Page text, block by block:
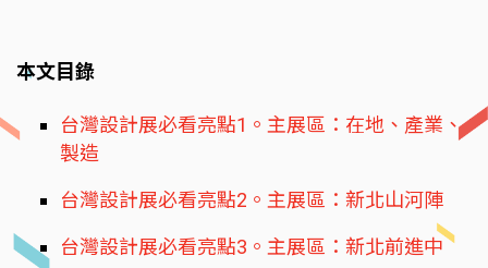
本文目錄
台灣設計展必看亮點1。主展區：在地、產業、
製造
台灣設計展必看亮點2。主展區：新北山河陣
台灣設計展必看亮點3。主展區：新北前進中